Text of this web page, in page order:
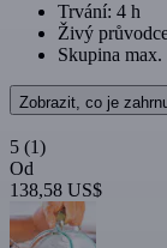
Trvání: 4 h
Živý
Skupina
Zobrazit, co je
5 (1)
Od
138,58 US$